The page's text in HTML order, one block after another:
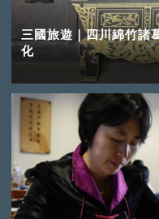
三國旅遊｜四川綿竹諸
化